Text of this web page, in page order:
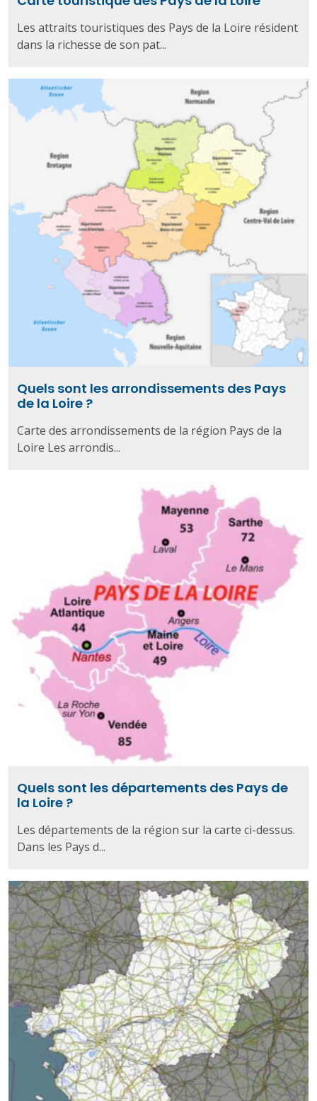
Les attraits touristiques des Pays de la Loire résident
dans la richesse de son pat...
Quels sont les arrondissements des Pays
de la Loire ?
Carte des arrondissements de la région Pays de la
Loire Les arrondis...
Quels sont les départements des Pays de
la Loire ?
Les départements de la région sur la carte ci-dessus.
Dans les Pays d...